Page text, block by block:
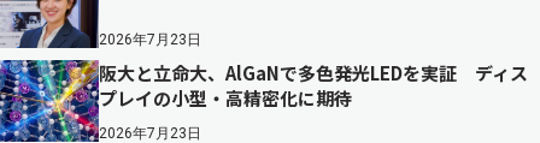
2026年7月23日
阪大と立命大、AlGaNで多色発光LEDを実証 ディス
プレイの小型・高精密化に期待
2026年7月23日